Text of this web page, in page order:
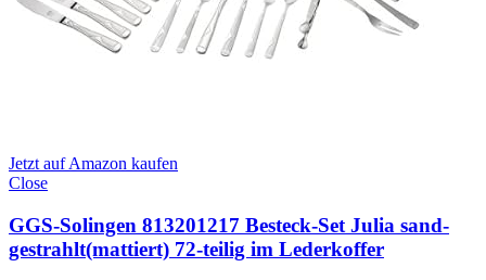
Jetzt auf Amazon kaufen
Close
GGS-Solingen 813201217 Besteck-Set Julia sand-
gestrahlt(mattiert) 72-teilig im Lederkoffer